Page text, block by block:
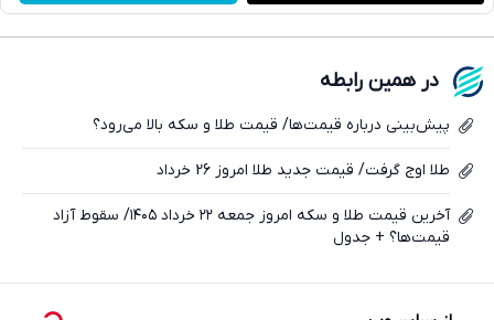
واتساپ
در همین رابطه
پیش‌بینی درباره قیمت‌ها/ قیمت طلا و سکه بالا می‌رود؟
طلا اوج گرفت/ قیمت جدید طلا امروز 26 خرداد
آخرین قیمت طلا و سکه امروز جمعه ۲۲ خرداد ۱۴۰۵/ سقوط آزاد
قیمت‌ها؟ + جدول